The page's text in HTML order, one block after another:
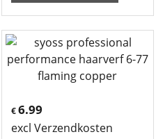
€6.99
excl Verzendkosten